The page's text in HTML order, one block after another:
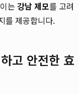
는 강남 제모를 고려
를 제공합니다.
고 안전한 효